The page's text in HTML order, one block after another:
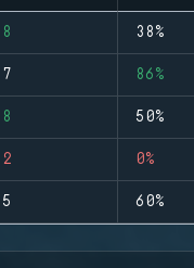
38%
86%
50%
0%
60%